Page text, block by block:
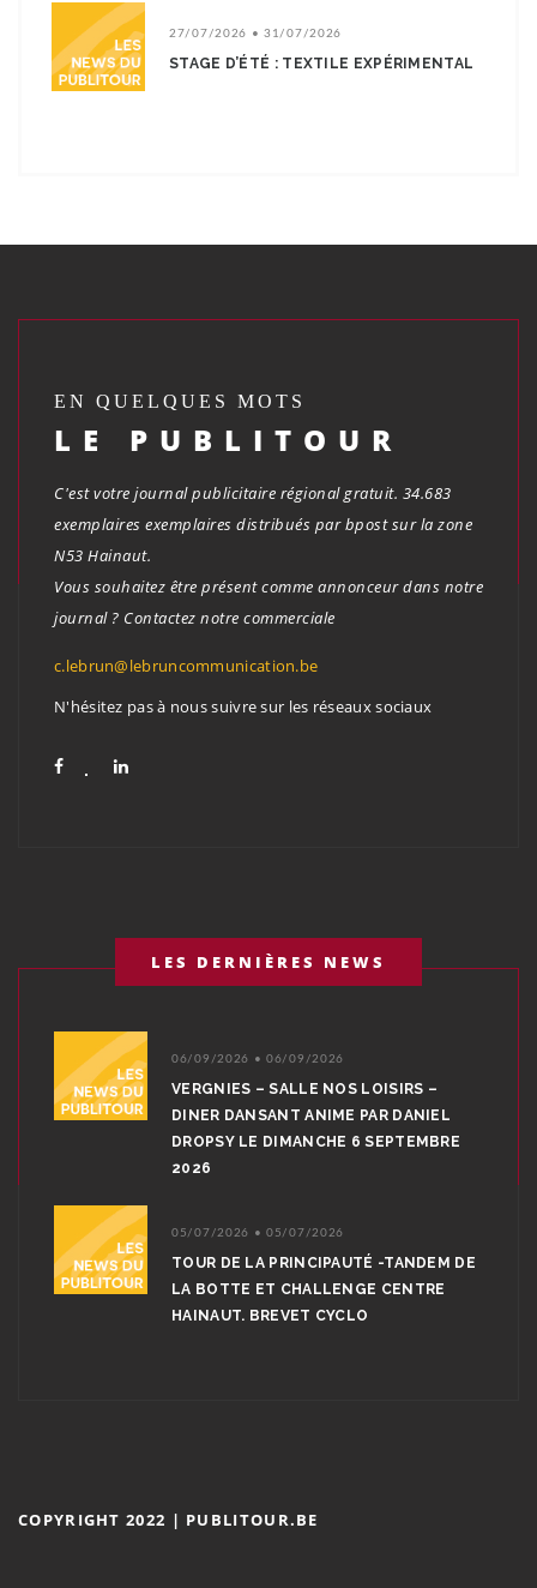
27/07/2026 • 31/07/2026
STAGE D’ÉTÉ : TEXTILE EXPÉRIMENTAL
EN QUELQUES MOTS
LE PUBLITOUR
C'est votre journal publicitaire régional gratuit. 34.683
exemplaires exemplaires distribués par bpost sur la zone
N53 Hainaut.
Vous souhaitez être présent comme annonceur dans notre
journal ? Contactez notre commerciale
c.lebrun@lebruncommunication.be
N'hésitez pas à nous suivre sur les réseaux sociaux
LES DERNIÈRES NEWS
06/09/2026 • 06/09/2026
VERGNIES – SALLE NOS LOISIRS –
DINER DANSANT ANIME PAR DANIEL
DROPSY LE DIMANCHE 6 SEPTEMBRE
2026
05/07/2026 • 05/07/2026
TOUR DE LA PRINCIPAUTÉ -TANDEM DE
LA BOTTE ET CHALLENGE CENTRE
HAINAUT. BREVET CYCLO
COPYRIGHT 2022 | PUBLITOUR.BE